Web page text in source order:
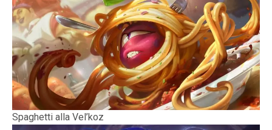
Spaghetti alla Vel’koz